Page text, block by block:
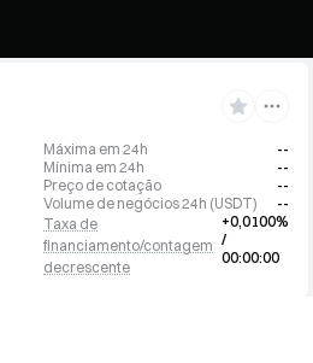
Máxima em 24h
--
Mínima em 24h
--
Preço de cotação
--
Volume de negócios 24h (USDT)
--
Taxa de
financiamento/contagem
decrescente
+0,0100%
/
00:00:00